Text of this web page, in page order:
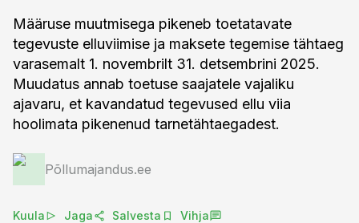
Määruse muutmisega pikeneb toetatavate
tegevuste elluviimise ja maksete tegemise tähtaeg
varasemalt 1. novembrilt 31. detsembrini 2025.
Muudatus annab toetuse saajatele vajaliku
ajavaru, et kavandatud tegevused ellu viia
hoolimata pikenenud tarnetähtaegadest.
Põllumajandus.ee
Kuula Jaga Salvesta Vihja